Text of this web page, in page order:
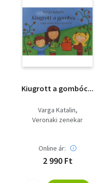
Kiugrott a gombóc...
Varga Katalin
Veronaki zenekar
Online ár:
2 990 Ft